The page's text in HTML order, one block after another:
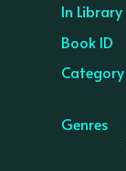
In Library
Book ID
Category
Genres